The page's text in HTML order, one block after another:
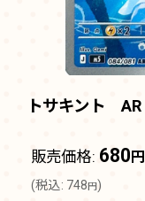
トサキント AR
販売価格: 680 円
(税込: 748円)